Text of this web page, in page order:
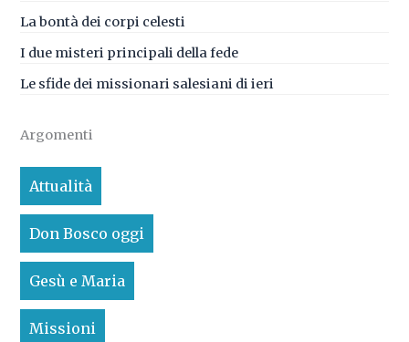
La bontà dei corpi celesti
I due misteri principali della fede
Le sfide dei missionari salesiani di ieri
Argomenti
Attualità
Don Bosco oggi
Gesù e Maria
Missioni